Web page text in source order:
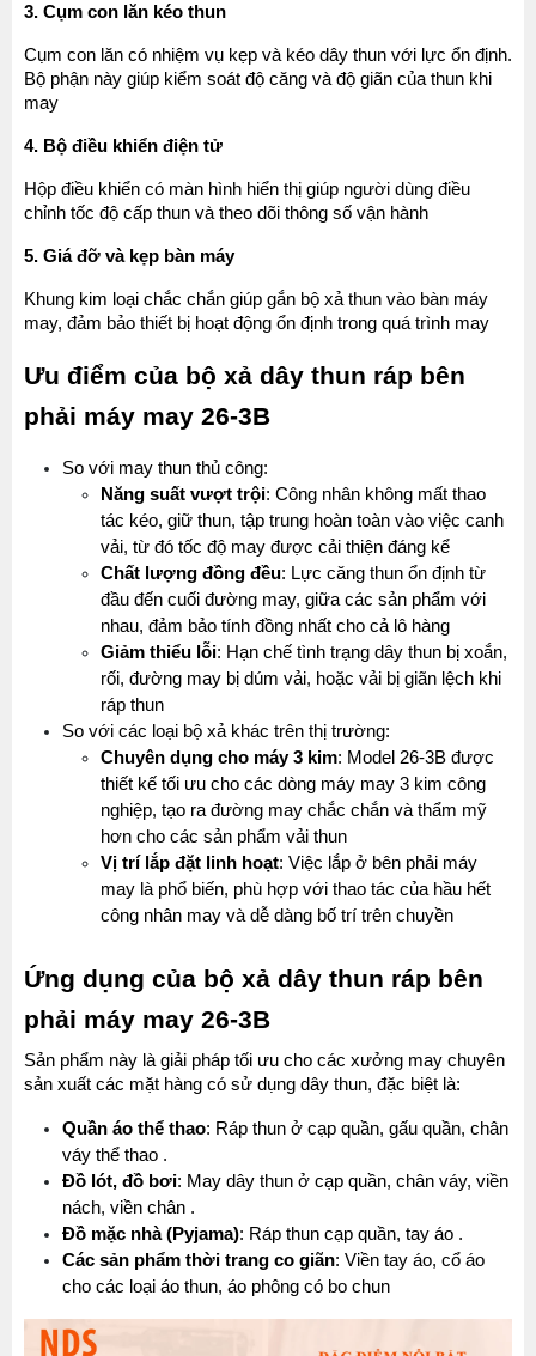
3. Cụm con lăn kéo thun
Cụm con lăn có nhiệm vụ kẹp và kéo dây thun với lực ổn định.
Bộ phận này giúp kiểm soát độ căng và độ giãn của thun khi
may
4. Bộ điều khiển điện tử
Hộp điều khiển có màn hình hiển thị giúp người dùng điều
chỉnh tốc độ cấp thun và theo dõi thông số vận hành
5. Giá đỡ và kẹp bàn máy
Khung kim loại chắc chắn giúp gắn bộ xả thun vào bàn máy
may, đảm bảo thiết bị hoạt động ổn định trong quá trình may
Ưu điểm của bộ xả dây thun ráp bên
phải máy may 26-3B
So với may thun thủ công:
Năng suất vượt trội: Công nhân không mất thao
tác kéo, giữ thun, tập trung hoàn toàn vào việc canh
vải, từ đó tốc độ may được cải thiện đáng kể
Chất lượng đồng đều: Lực căng thun ổn định từ
đầu đến cuối đường may, giữa các sản phẩm với
nhau, đảm bảo tính đồng nhất cho cả lô hàng
Giảm thiểu lỗi: Hạn chế tình trạng dây thun bị xoắn,
rối, đường may bị dúm vải, hoặc vải bị giãn lệch khi
ráp thun
So với các loại bộ xả khác trên thị trường:
Chuyên dụng cho máy 3 kim: Model 26-3B được
thiết kế tối ưu cho các dòng máy may 3 kim công
nghiệp, tạo ra đường may chắc chắn và thẩm mỹ
hơn cho các sản phẩm vải thun
Vị trí lắp đặt linh hoạt: Việc lắp ở bên phải máy
may là phổ biến, phù hợp với thao tác của hầu hết
công nhân may và dễ dàng bố trí trên chuyền
Ứng dụng của bộ xả dây thun ráp bên
phải máy may 26-3B
Sản phẩm này là giải pháp tối ưu cho các xưởng may chuyên
sản xuất các mặt hàng có sử dụng dây thun, đặc biệt là:
Quần áo thể thao: Ráp thun ở cạp quần, gấu quần, chân
váy thể thao .
Đồ lót, đồ bơi: May dây thun ở cạp quần, chân váy, viền
nách, viền chân .
Đồ mặc nhà (Pyjama): Ráp thun cạp quần, tay áo .
Các sản phẩm thời trang co giãn: Viền tay áo, cổ áo
cho các loại áo thun, áo phông có bo chun